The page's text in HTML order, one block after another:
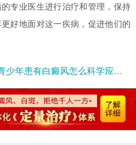
专业医生进行治疗和管理，保持
好地面对这一疾病，促进他们的
年患有白癜风怎么科学应对呢